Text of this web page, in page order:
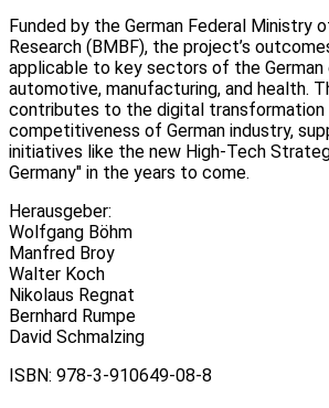
Funded by the German Federal Ministry
Research (BMBF), the project’s
applicable to key sectors of the German
automotive, manufacturing, and health.
contributes to the digital transformation
competitiveness of German industry,
initiatives like the new High-Tech
Germany" in the years to come.
Herausgeber:
Wolfgang Böhm
Manfred Broy
Walter Koch
Nikolaus Regnat
Bernhard Rumpe
David Schmalzing
ISBN: 978-3-910649-08-8